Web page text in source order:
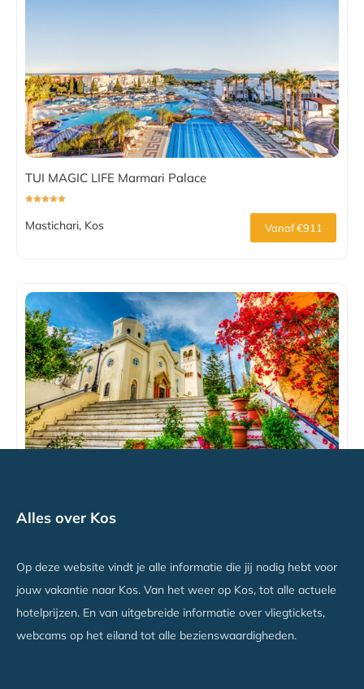
TUI MAGIC LIFE Marmari Palace
Mastichari, Kos Vanaf €911
Alles over Kos
Op deze website vindt je alle informatie die jij nodig hebt voor
jouw vakantie naar Kos. Van het weer op Kos, tot alle actuele
hotelprijzen. En van uitgebreide informatie over vliegtickets,
webcams op het eiland tot alle bezienswaardigheden.